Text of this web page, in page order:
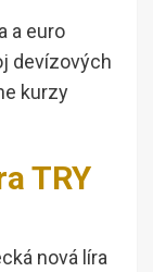
a euro
devízových
kurzy
TRY
nová líra